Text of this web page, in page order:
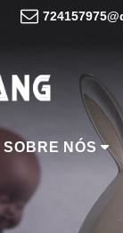
SOBRE NÓS